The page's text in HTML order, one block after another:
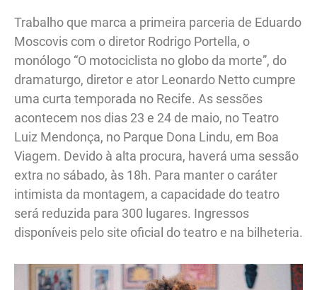
Trabalho que marca a primeira parceria de Eduardo
Moscovis com o diretor Rodrigo Portella, o
monólogo “O motociclista no globo da morte”, do
dramaturgo, diretor e ator Leonardo Netto cumpre
uma curta temporada no Recife. As sessões
acontecem nos dias 23 e 24 de maio, no Teatro
Luiz Mendonça, no Parque Dona Lindu, em Boa
Viagem. Devido à alta procura, haverá uma sessão
extra no sábado, às 18h. Para manter o caráter
intimista da montagem, a capacidade do teatro
será reduzida para 300 lugares. Ingressos
disponíveis pelo site oficial do teatro e na bilheteria.